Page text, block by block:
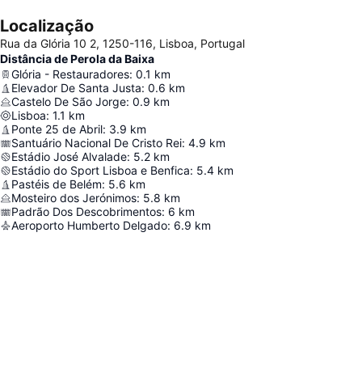
Localização
Rua da Glória 10 2, 1250-116, Lisboa, Portugal
Distância de Perola da Baixa
Glória - Restauradores: 0.1 km
Elevador De Santa Justa: 0.6 km
Castelo De São Jorge: 0.9 km
Lisboa: 1.1 km
Ponte 25 de Abril: 3.9 km
Santuário Nacional De Cristo Rei: 4.9 km
Estádio José Alvalade: 5.2 km
Estádio do Sport Lisboa e Benfica: 5.4 km
Pastéis de Belém: 5.6 km
Mosteiro dos Jerónimos: 5.8 km
Padrão Dos Descobrimentos: 6 km
Aeroporto Humberto Delgado: 6.9 km